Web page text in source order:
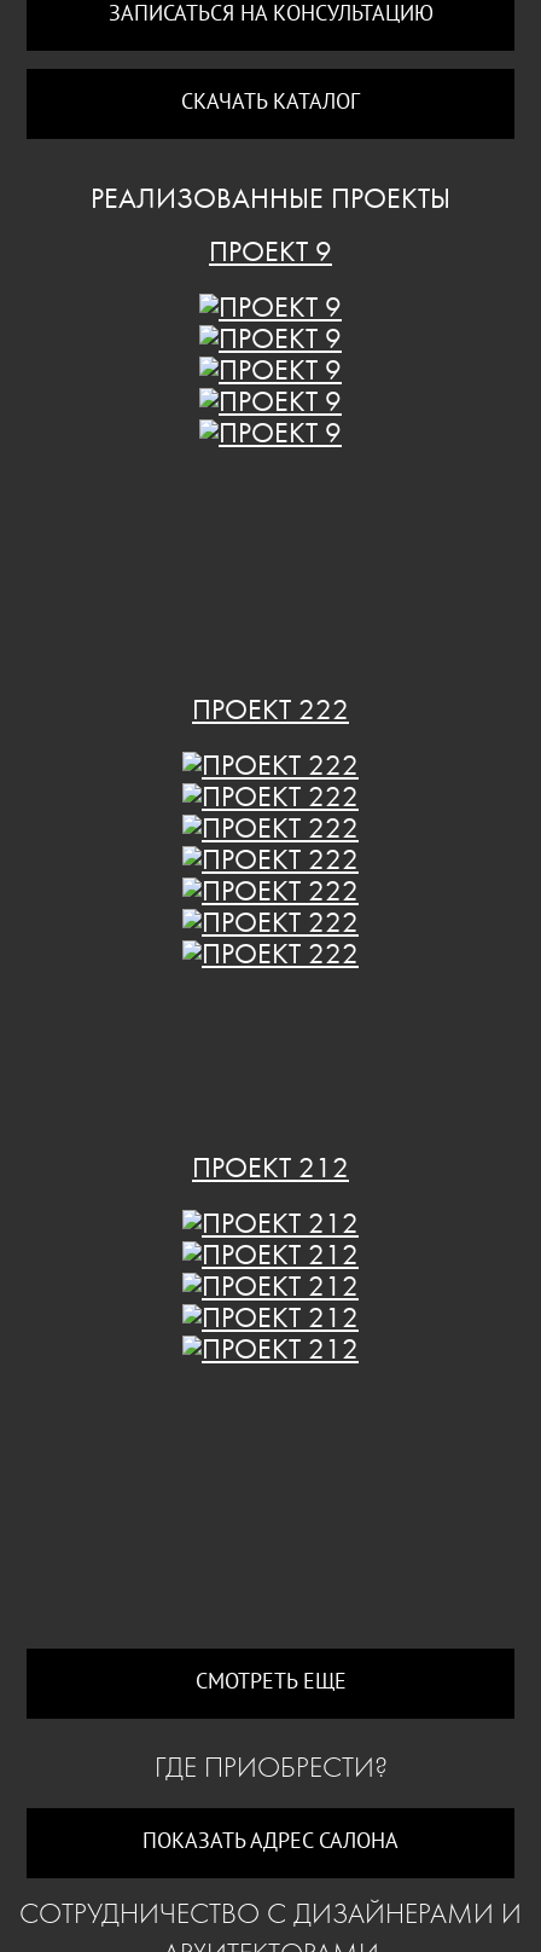
ЗАПИСАТЬСЯ НА КОНСУЛЬТАЦИЮ
СКАЧАТЬ КАТАЛОГ
РЕАЛИЗОВАННЫЕ ПРОЕКТЫ
ПРОЕКТ 9
ПРОЕКТ 222
ПРОЕКТ 212
СМОТРЕТЬ ЕЩЕ
ГДЕ ПРИОБРЕСТИ?
ПОКАЗАТЬ АДРЕС САЛОНА
СОТРУДНИЧЕСТВО С ДИЗАЙНЕРАМИ И